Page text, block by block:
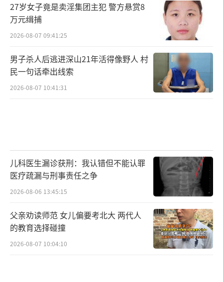
27岁女子竟是卖淫集团主犯 警方悬赏8
万元缉捕
2026-08-07 09:41:25
男子杀人后逃进深山21年活得像野人 村
民一句话牵出线索
2026-08-07 10:41:31
儿科医生漏诊获刑：我认错但不能认罪
医疗疏漏与刑事责任之争
2026-08-06 13:45:15
父亲劝读师范 女儿偏要考北大 两代人
的教育选择碰撞
2026-08-07 10:04:10